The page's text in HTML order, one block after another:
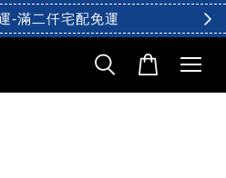
-滿二仟宅配免運